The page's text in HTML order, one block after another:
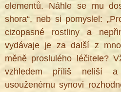
elementů. Náhle se mu
shora“, neb si pomyslel:
cizopasné rostliny a
vydávaje je za další z
měně proslulého léčitele?
vzhledem příliš neliší a
usouženému synovi